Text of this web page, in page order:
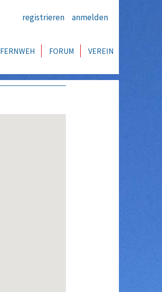
registrieren anmelden
FERNWEH FORUM VEREIN